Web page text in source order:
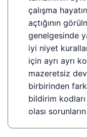
çalışma
açtığının
genelgesinde
iyi niyet
için ayrı ayrı
mazeretsiz
birbirinden
bildirim kodları
olası